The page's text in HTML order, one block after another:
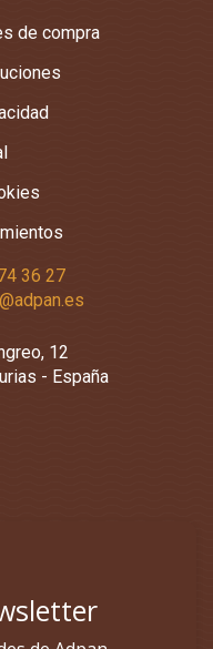
de compra
36 27
12
- España